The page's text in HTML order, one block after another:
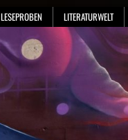
LESEPROBEN LITERATURWELT